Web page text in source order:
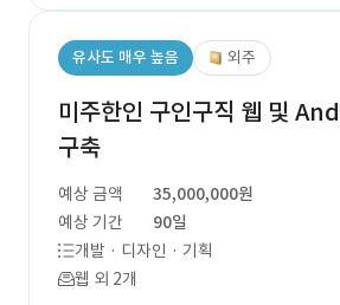
유사도 매우 높음 외주
미주한인 구인구직 웹 및
구축
예상 금액
35,000,000원
예상 기간
90일
개발 · 디자인 · 기획
웹 외 2개